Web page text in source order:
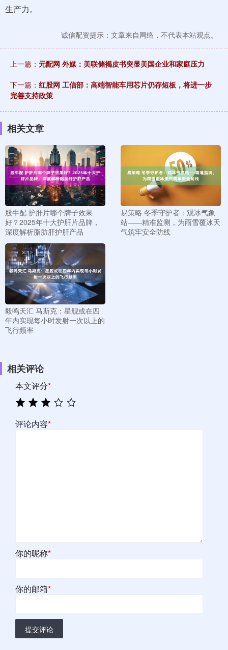
生产力。
诚信配资提示：文章来自网络，不代表本站观点。
上一篇： 元配网 外媒：美联储褐皮书突显美国企业和家庭压力
下一篇： 红股网 工信部：高端智能车用芯片仍存短板，将进一步
完善支持政策
相关文章
股牛配 护肝片哪个牌子效果
好？2025年十大护肝片品牌，
深度解析脂肪肝护肝产品
易策略 冬季守护者：观冰气象
站——精准监测，为雨雪覆冰天
气筑牢安全防线
毅鸣天汇 马斯克：星舰或在四
年内实现每小时发射一次以上的
飞行频率
相关评论
本文评分*
评论内容*
你的昵称*
你的邮箱*
提交评论